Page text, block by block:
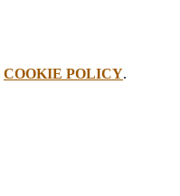
COOKIE POLICY.